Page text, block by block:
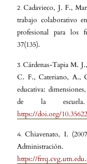
Cadavieco, J. F.,
trabajo colaborativo
profesional para los
37(135).
Cárdenas-Tapia M.
C. F., Cateriano, A.,
educativa:
de la escuela.
https://doi.org/
Chiavenato, I.
https://